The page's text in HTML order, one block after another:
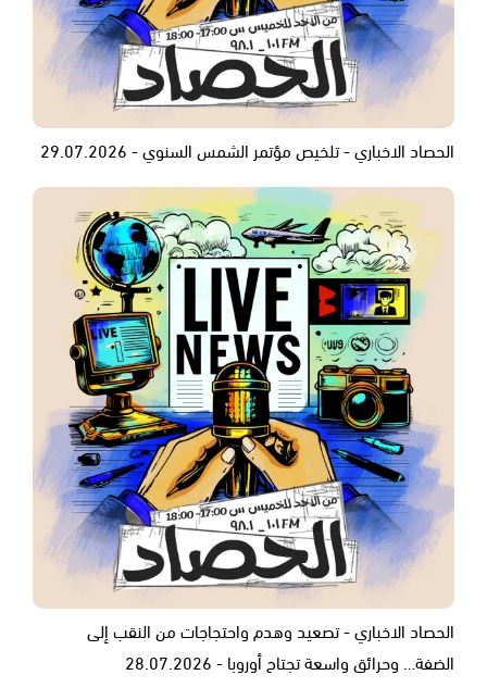
الحصاد الاخباري - تلخيص مؤتمر الشمس السنوي - 29.07.2026
الحصاد الاخباري - تصعيد وهدم واحتجاجات من النقب إلى
الضفة… وحرائق واسعة تجتاح أوروبا - 28.07.2026